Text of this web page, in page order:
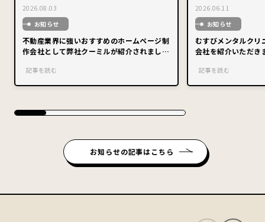
2026.08.03
お知らせ
不動産業界に強いおすすめのホームページ制
作会社として弊社クーミルが紹介されまし
記事を読む
2026.06.11
お知らせ
むすびメンタルクリ
会社を紹介いただき
記事を読む
お知らせの記事はこちら